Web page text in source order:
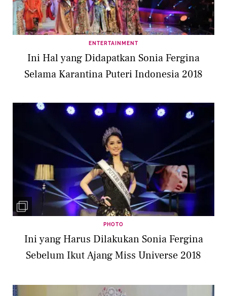
ENTERTAINMENT
Ini Hal yang Didapatkan Sonia Fergina
Selama Karantina Puteri Indonesia 2018
PHOTO
Ini yang Harus Dilakukan Sonia Fergina
Sebelum Ikut Ajang Miss Universe 2018